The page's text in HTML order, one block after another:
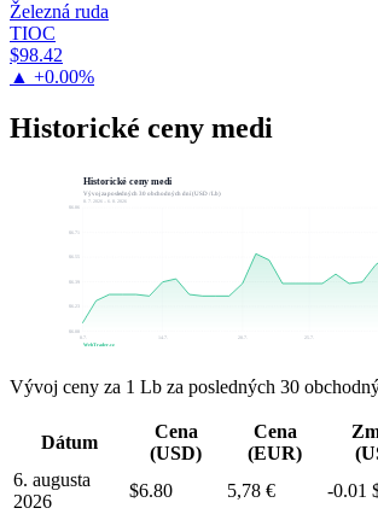
Železná ruda
TIOC
$98.42
▲ +0.00%
Historické ceny medi
Historické ceny medi
Vývoj za posledných 30 obchodných dní (USD / Lb)
8. 7. 2026 – 6. 8. 2026
$6.23
$6.71
8.7. 14.7. 20.7. 25.7.
WebTrader.cz
Vývoj ceny za 1 Lb za posledných 30
Dátum
Cena
(USD)
Cena
(EUR)
6. augusta
2026
$6.80 5,78 € -0.01